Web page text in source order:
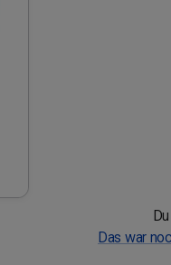
Das war